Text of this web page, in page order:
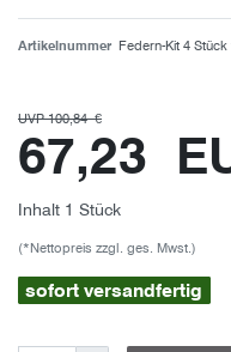
Artikelnummer Federn-Kit 4
UVP 100,84 €
67,23
Inhalt 1 Stück
(*Nettopreis zzgl. ges. Mwst.)
sofort versandfertig